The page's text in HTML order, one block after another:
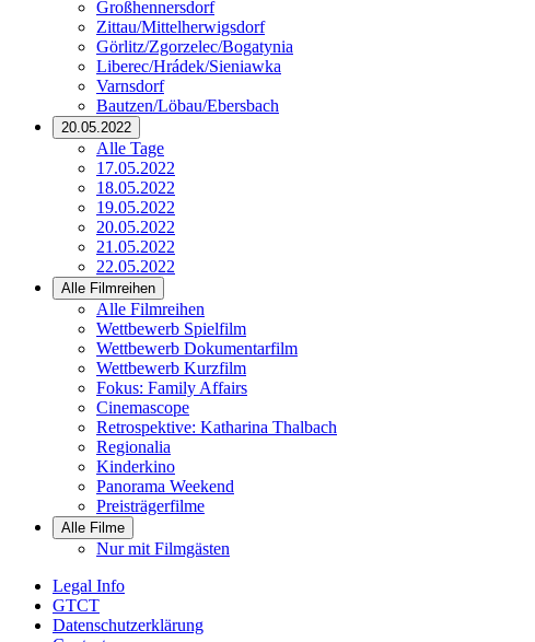
Großhennersdorf
Zittau/Mittelherwigsdorf
Görlitz/Zgorzelec/Bogatynia
Liberec/Hrádek/Sieniawka
Varnsdorf
Bautzen/Löbau/Ebersbach
20.05.2022
Alle Tage
17.05.2022
18.05.2022
19.05.2022
20.05.2022
21.05.2022
22.05.2022
Alle Filmreihen
Alle Filmreihen
Wettbewerb Spielfilm
Wettbewerb Dokumentarfilm
Wettbewerb Kurzfilm
Fokus: Family Affairs
Cinemascope
Retrospektive: Katharina Thalbach
Regionalia
Kinderkino
Panorama Weekend
Preisträgerfilme
Alle Filme
Nur mit Filmgästen
Legal Info
GTCT
Datenschutzerklärung